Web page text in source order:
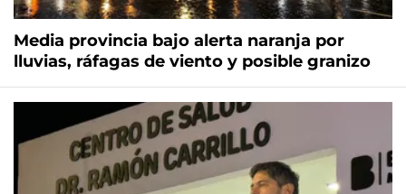
Media provincia bajo alerta naranja por
lluvias, ráfagas de viento y posible granizo